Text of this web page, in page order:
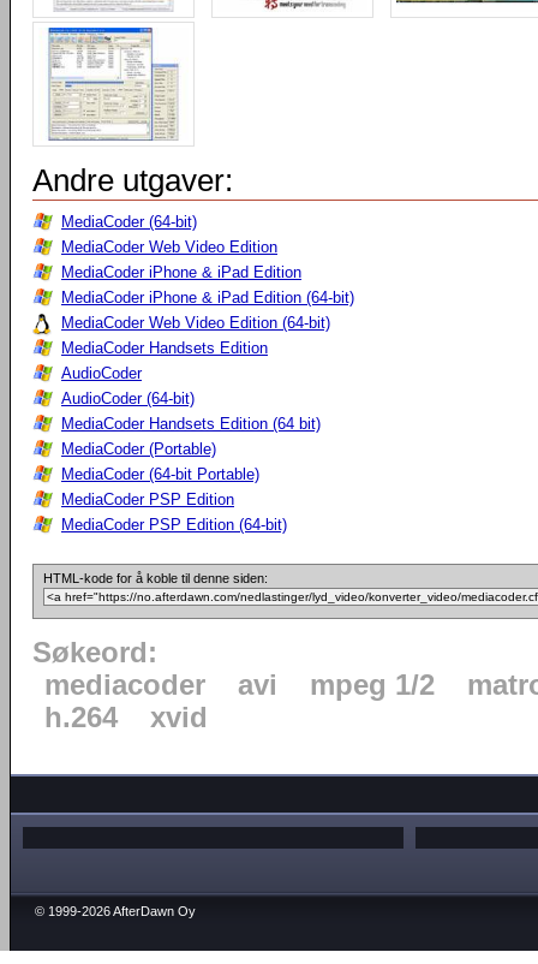
Andre utgaver:
MediaCoder (64-bit)
MediaCoder Web Video Edition
MediaCoder iPhone & iPad Edition
MediaCoder iPhone & iPad Edition (64-bit)
MediaCoder Web Video Edition (64-bit)
MediaCoder Handsets Edition
AudioCoder
AudioCoder (64-bit)
MediaCoder Handsets Edition (64 bit)
MediaCoder (Portable)
MediaCoder (64-bit Portable)
MediaCoder PSP Edition
MediaCoder PSP Edition (64-bit)
HTML-kode for å koble til denne siden:
Søkeord:
mediacoder
avi mpeg 1/2
h.264
xvid
© 1999-2026 AfterDawn Oy